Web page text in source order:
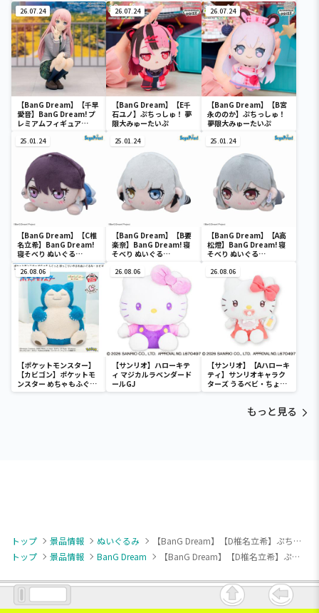
26.07.24
【BanG Dream】【千早
愛音】BanG Dream! プ
レミアムフィギュア
MyGO!!!!! 千早愛音 制服
ver.
26.07.24
【BanG Dream】【E千
石ユノ】ぷちっしゅ！ 夢
限大みゅーたいぷ
26.07.24
【BanG Dream】【B宮
永ののか】ぷちっしゅ！
夢限大みゅーたいぷ
25.01.24
【BanG Dream】【C椎
名立希】BanG Dream!
寝そべり ぬいぐる
み“MyGO!!!!!”Vol.2（EX
）
25.01.24
【BanG Dream】【B要
楽奈】BanG Dream! 寝
そべり ぬいぐる
み“MyGO!!!!!”Vol.1（EX
）
25.01.24
【BanG Dream】【A高
松燈】BanG Dream! 寝
そべり ぬいぐる
）
26.08.06
【ポケットモンスター】
【カビゴン】ポケットモ
ンスター めちゃもふぐっ
と ほっこりいやされぬい
26.08.06
【サンリオ】ハローキテ
ィ マジカルラベンダード
ールGJ
26.08.06
【サンリオ】【Aハローキ
ティ】サンリオキャラク
ターズ うるベビ・ちょい
デカドール
もっと見る
トップ 景品情報 ぬいぐるみ
【BanG Dream】【D椎名立希】ぷちっしゅ！ MyGO!!!!! うさぎver
トップ
景品情報 BanG Dream 【BanG Dream】【D椎名立希】ぷちっしゅ！ MyGO!!!!! うさぎver